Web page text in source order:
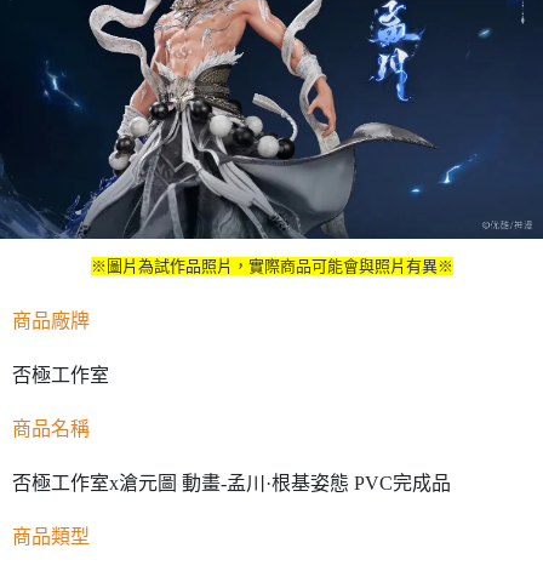
※圖片為試作品照片，實際商品可能會與照片有異※
商品廠牌
否極工作室
商品名稱
否極工作室x滄元圖 動畫-孟川·根基姿態 PVC完成品
商品類型